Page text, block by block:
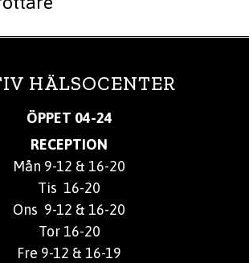
HÄLSOCENTER
ÖPPET 04-24
RECEPTION
Mån 9-12 & 16-20
Tis 16-20
Ons 9-12 & 16-20
Tor 16-20
Fre 9-12 & 16-19